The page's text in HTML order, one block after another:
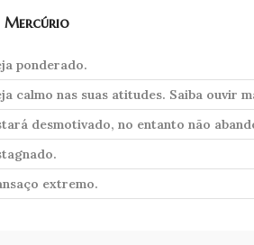
Mercúrio
ponderado.
calmo nas suas atitudes. Saiba ouvir
desmotivado, no entanto não
extremo.